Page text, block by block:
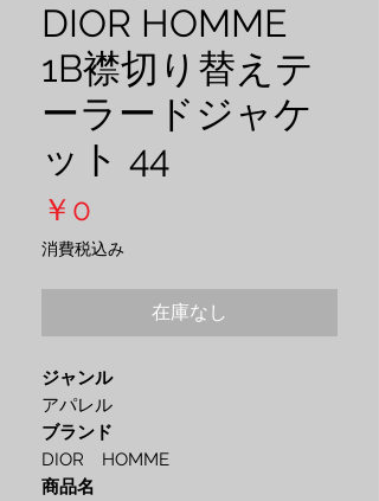
DIOR HOMME
1B襟切り替えテ
ーラードジャケ
ット 44
￥0
格
消費税込み
在庫なし
ジャンル
アパレル
ブランド
DIOR HOMME
商品名